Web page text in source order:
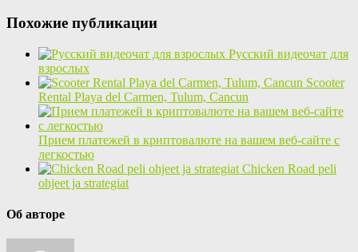
Похожие публикации
Русский видеочат для
взрослых
Scooter
Rental Playa del Carmen, Tulum, Cancun
Прием платежей в криптовалюте на вашем веб-сайте с
легкостью
Chicken Road peli
ohjeet ja strategiat
Об авторе